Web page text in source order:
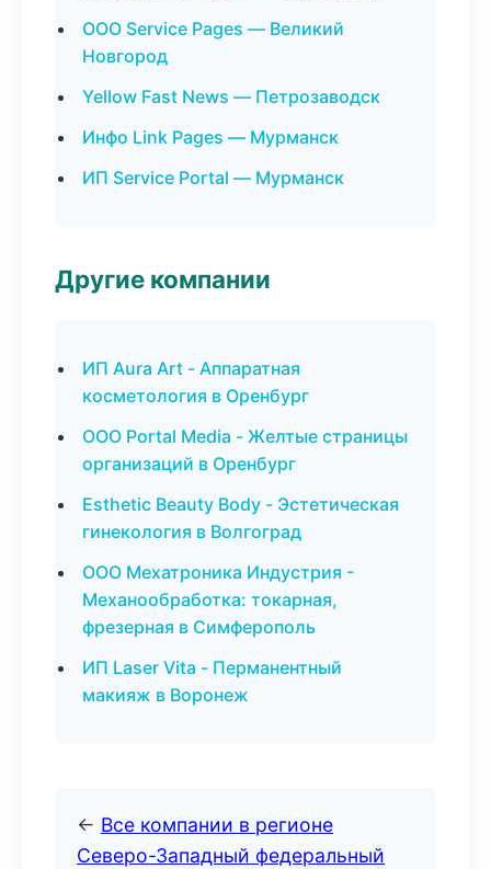
ООО Service Pages — Великий
Новгород
Yellow Fast News — Петрозаводск
Инфо Link Pages — Мурманск
ИП Service Portal — Мурманск
Другие компании
ИП Aura Art - Аппаратная
косметология в Оренбург
ООО Portal Media - Желтые страницы
организаций в Оренбург
Esthetic Beauty Body - Эстетическая
гинекология в Волгоград
ООО Мехатроника Индустрия -
Механообработка: токарная,
фрезерная в Симферополь
ИП Laser Vita - Перманентный
макияж в Воронеж
← Все компании в регионе
Северо-Западный федеральный